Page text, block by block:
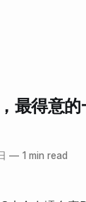
最得意的
—1 min read